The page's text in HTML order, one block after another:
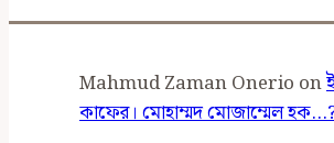
Mahmud Zaman Onerio on
কাফের। মোহাম্মদ মোজাম্মেল